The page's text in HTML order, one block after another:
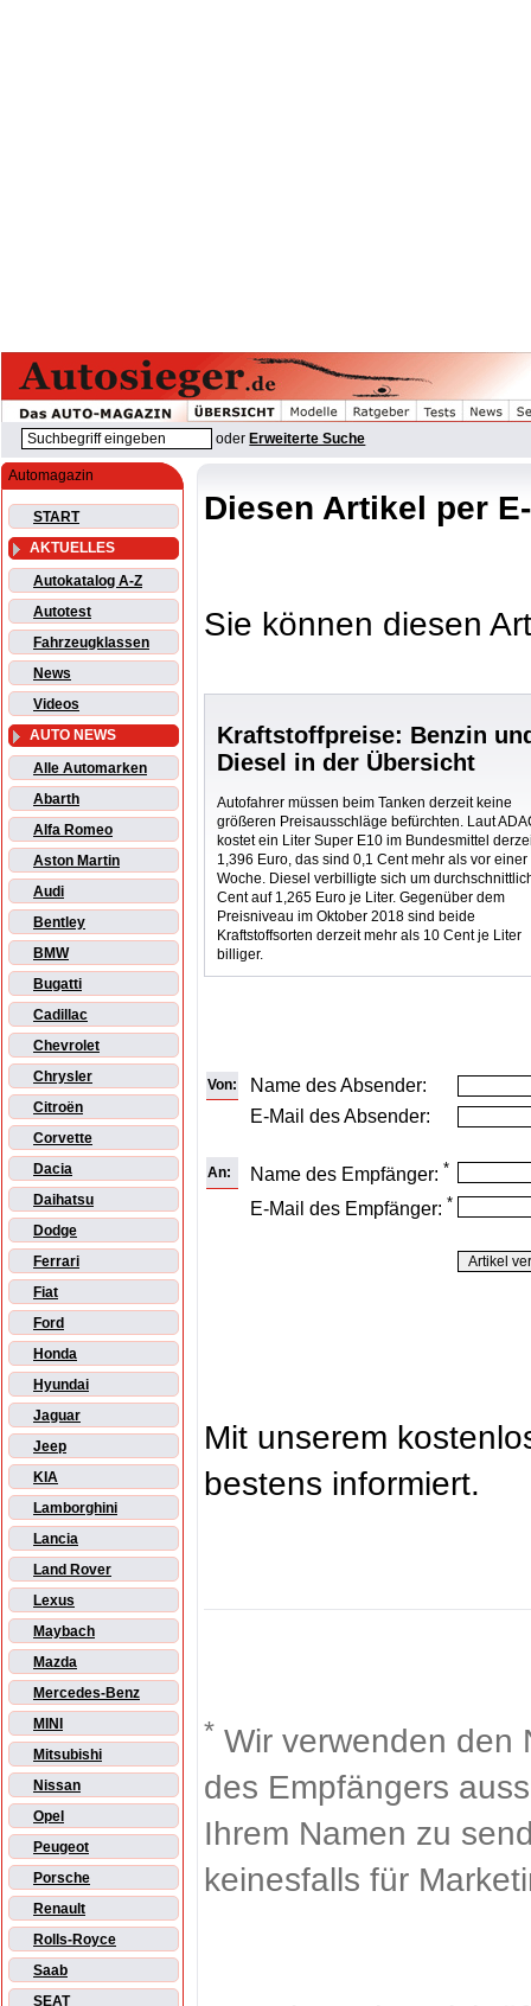
oder Erweiterte Suche
Automagazin
START
AKTUELLES
Autokatalog A-Z
Autotest
Fahrzeugklassen
News
Videos
AUTO NEWS
Alle Automarken
Abarth
Alfa Romeo
Aston Martin
Audi
Bentley
BMW
Bugatti
Cadillac
Chevrolet
Chrysler
Citroën
Corvette
Dacia
Daihatsu
Dodge
Ferrari
Fiat
Ford
Honda
Hyundai
Jaguar
Jeep
KIA
Lamborghini
Lancia
Land Rover
Lexus
Maybach
Mazda
Mercedes-Benz
MINI
Mitsubishi
Nissan
Opel
Peugeot
Porsche
Renault
Rolls-Royce
Saab
SEAT
Diesen Artikel per
Sie können diesen
Kraftstoffpreise: Benzin
Diesel in der Übersicht
Autofahrer müssen beim Tanken derzeit keine
größeren Preisausschläge befürchten. Laut
kostet ein Liter Super E10 im Bundesmittel
1,396 Euro, das sind 0,1 Cent mehr als vor einer
Woche. Diesel verbilligte sich um
Cent auf 1,265 Euro je Liter. Gegenüber dem
Preisniveau im Oktober 2018 sind beide
Kraftstoffsorten derzeit mehr als 10 Cent je Liter
billiger.
Von:
Name des Absender:
E-Mail des Absender:
An: Name des Empfänger: *
E-Mail des Empfänger: *
Mit unserem
bestens informiert.
* Wir verwenden den
des Empfängers
Ihrem Namen zu
keinesfalls für